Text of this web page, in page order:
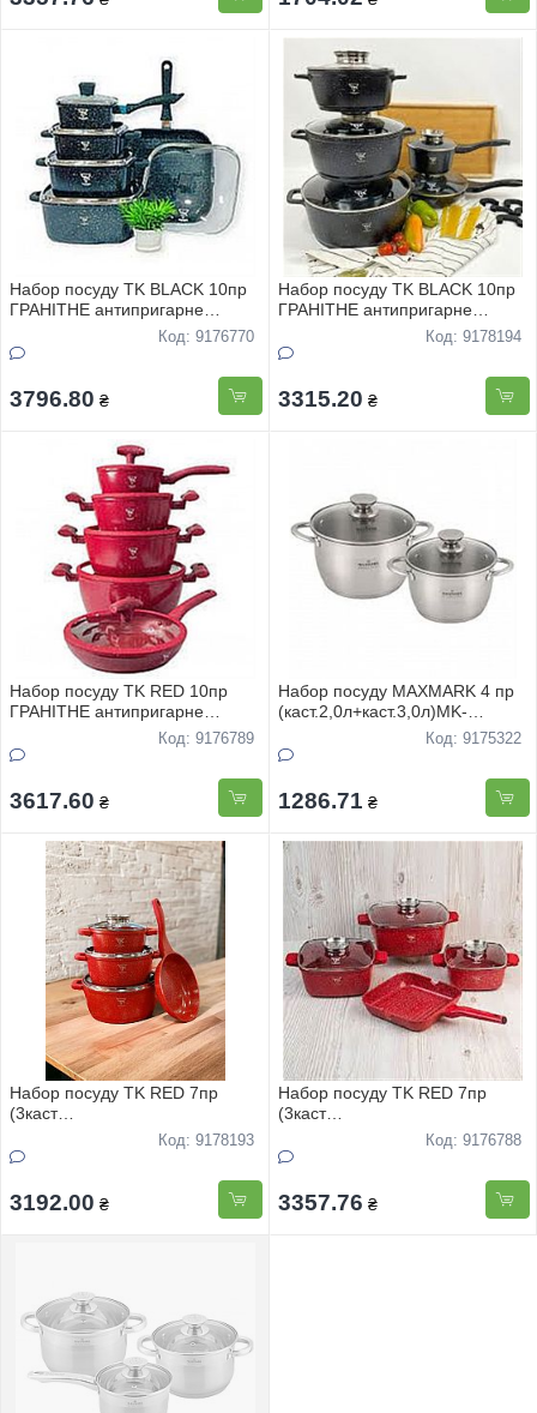
Набор посуду TK BLACK 10пр
ГРАНIТНЕ антипригарне
Код: 9176770
3796.80 ₴
Набор посуду TK BLACK 10пр
ГРАНIТНЕ антипригарне
Код: 9178194
3315.20 ₴
Набор посуду TK RED 10пр
ГРАНIТНЕ антипригарне
Код: 9176789
3617.60 ₴
Набор посуду MAXMARK 4 пр
(каст.2,0л+каст.3,0л)MK-
Код: 9175322
1286.71 ₴
Набор посуду TK RED 7пр
(3каст
2,5л+4,5л+6.8л+сковорiдка
24см) ГРАНIТНЕ антипригарне
Код: 9178193
3192.00 ₴
Набор посуду TK RED 7пр
(3каст
3.8л+-5л+6.8л+сковорiдка
24см) ГРАНIТНЕ покриття
Код: 9176788
3357.76 ₴